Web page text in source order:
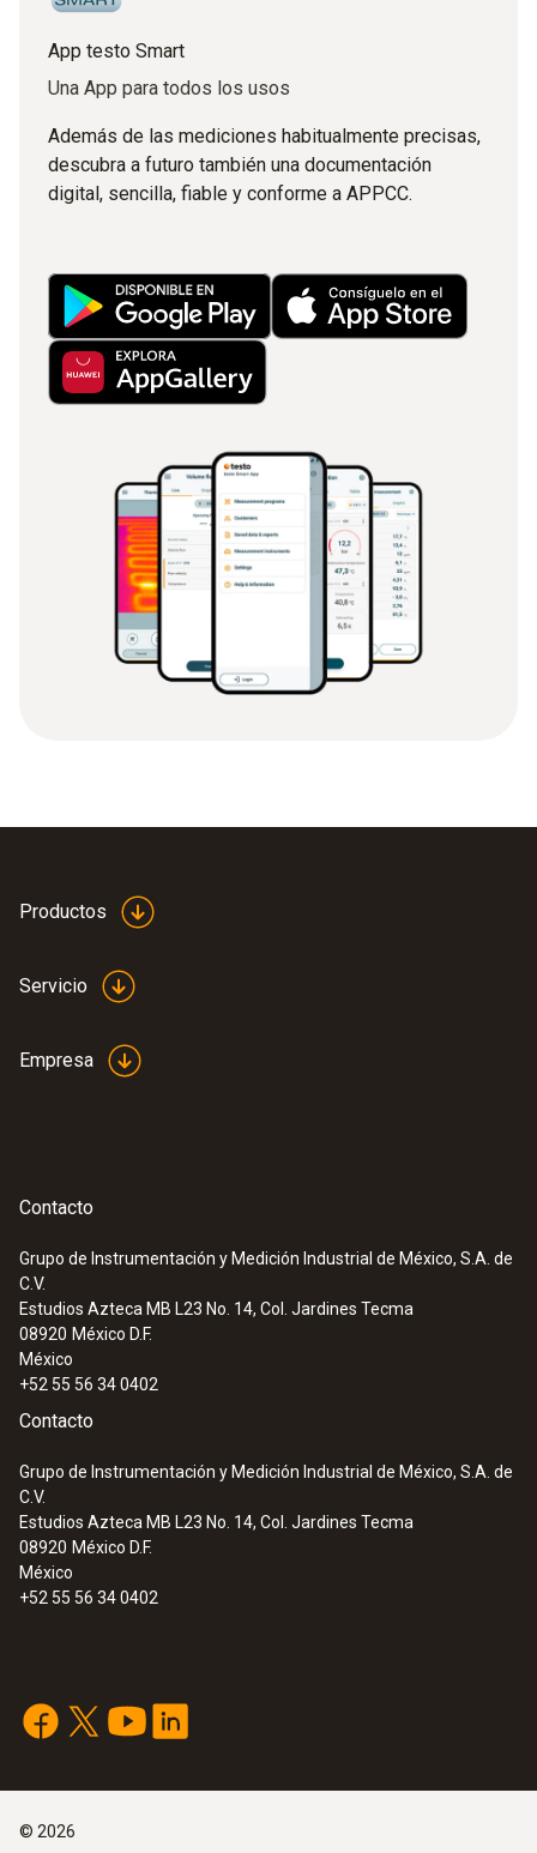
App testo Smart
Una App para todos los usos
Además de las mediciones habitualmente precisas,
descubra a futuro también una documentación
digital, sencilla, fiable y conforme a APPCC.
Productos
Servicio
Empresa
Contacto
Grupo de Instrumentación y Medición Industrial de México, S.A. de
C.V.
Estudios Azteca MB L23 No. 14, Col. Jardines Tecma
08920 México D.F.
México
+52 55 56 34 0402
Contacto
Grupo de Instrumentación y Medición Industrial de México, S.A. de
C.V.
Estudios Azteca MB L23 No. 14, Col. Jardines Tecma
08920 México D.F.
México
+52 55 56 34 0402
© 2026